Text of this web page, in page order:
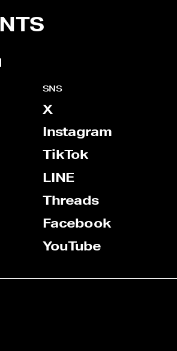
SNS
X
Instagram
TikTok
LINE
Threads
Facebook
YouTube